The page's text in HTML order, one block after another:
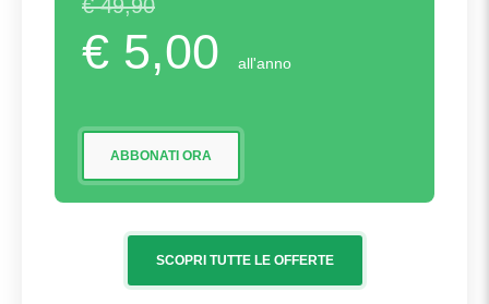
€ 49,90
€ 5,00 all'anno
ABBONATI ORA
SCOPRI TUTTE LE OFFERTE